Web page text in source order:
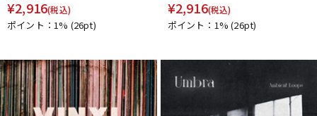
¥2,916(税込)
ポイント：1% (26pt)
¥2,916(税込)
ポイント：1%(26pt)